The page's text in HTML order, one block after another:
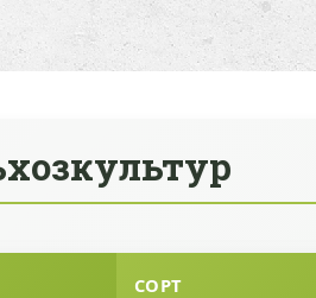
СОРТ